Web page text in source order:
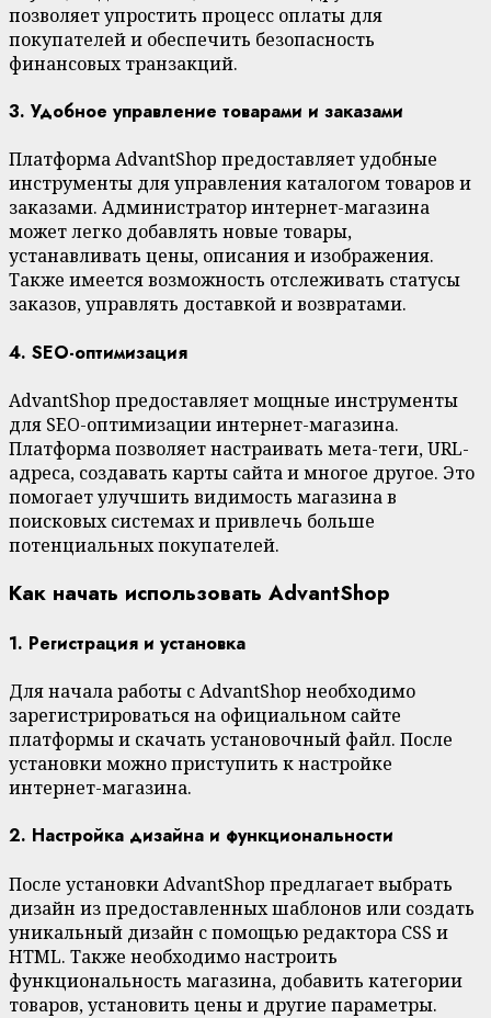
позволяет упростить процесс оплаты для
покупателей и обеспечить безопасность
финансовых транзакций.
3. Удобное управление товарами и заказами
Платформа AdvantShop предоставляет удобные
инструменты для управления каталогом товаров и
заказами. Администратор интернет-магазина
может легко добавлять новые товары,
устанавливать цены, описания и изображения.
Также имеется возможность отслеживать статусы
заказов, управлять доставкой и возвратами.
4. SEO-оптимизация
AdvantShop предоставляет мощные инструменты
для SEO-оптимизации интернет-магазина.
Платформа позволяет настраивать мета-теги, URL-
адреса, создавать карты сайта и многое другое. Это
помогает улучшить видимость магазина в
поисковых системах и привлечь больше
потенциальных покупателей.
Как начать использовать AdvantShop
1. Регистрация и установка
Для начала работы с AdvantShop необходимо
зарегистрироваться на официальном сайте
платформы и скачать установочный файл. После
установки можно приступить к настройке
интернет-магазина.
2. Настройка дизайна и функциональности
После установки AdvantShop предлагает выбрать
дизайн из предоставленных шаблонов или создать
уникальный дизайн с помощью редактора CSS и
HTML. Также необходимо настроить
функциональность магазина, добавить категории
товаров, установить цены и другие параметры.